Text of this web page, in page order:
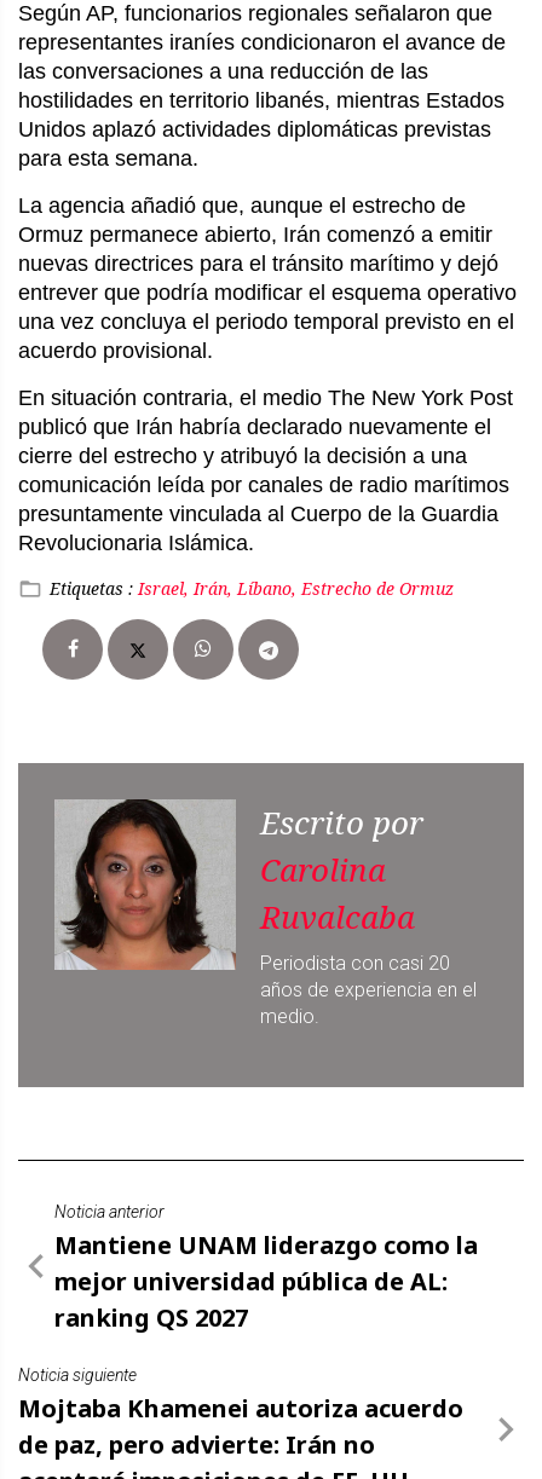
Según AP, funcionarios regionales señalaron que
representantes iraníes condicionaron el avance de
las conversaciones a una reducción de las
hostilidades en territorio libanés, mientras Estados
Unidos aplazó actividades diplomáticas previstas
para esta semana.
La agencia añadió que, aunque el estrecho de
Ormuz permanece abierto, Irán comenzó a emitir
nuevas directrices para el tránsito marítimo y dejó
entrever que podría modificar el esquema operativo
una vez concluya el periodo temporal previsto en el
acuerdo provisional.
En situación contraria, el medio The New York Post
publicó que Irán habría declarado nuevamente el
cierre del estrecho y atribuyó la decisión a una
comunicación leída por canales de radio marítimos
presuntamente vinculada al Cuerpo de la Guardia
Revolucionaria Islámica.
Etiquetas :Israel, Irán, Líbano, Estrecho de Ormuz
Escrito por
Carolina
Ruvalcaba
Periodista con casi 20
años de experiencia en el
medio.
Noticia anterior
Mantiene UNAM liderazgo como la
mejor universidad pública de AL:
ranking QS 2027
Noticia siguiente
Mojtaba Khamenei autoriza acuerdo
de paz, pero advierte: Irán no